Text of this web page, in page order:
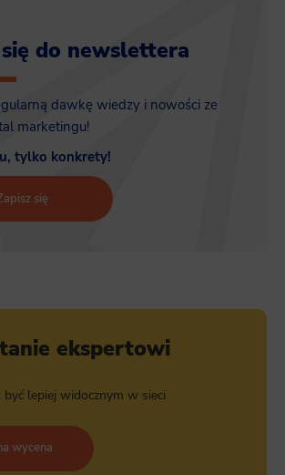
do newslettera
dawkę wiedzy i nowości ze
marketingu!
tylko konkrety!
się
ekspertowi
być lepiej widocznym w sieci
wycena